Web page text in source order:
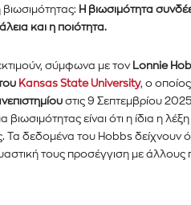
Η βιωσιμότητα
και η ποιότητα.
σύμφωνα με τον Lonnie
Kansas State University, ο
στις 9 Σεπτεμβρίου
είναι ότι η ίδια η
δεδομένα του Hobbs δείχνουν
τους προσέγγιση με άλλους